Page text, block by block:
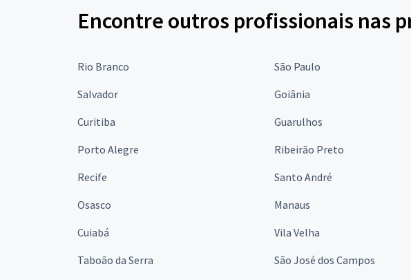
Encontre outros profissionais nas
Rio Branco São Paulo
Salvador
Goiânia
Curitiba
Guarulhos
Porto Alegre
Ribeirão Preto
Recife
Santo André
Osasco
Manaus
Cuiabá
Vila Velha
Taboão da Serra
São José dos Campos